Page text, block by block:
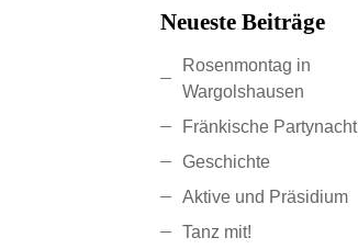
Neueste Beiträge
Rosenmontag in
Wargolshausen
Fränkische Partynacht
Geschichte
Aktive und Präsidium
Tanz mit!